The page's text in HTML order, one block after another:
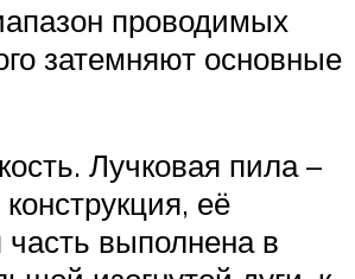
проводимых
затемняют основные
Лучковая пила –
её
выполнена в